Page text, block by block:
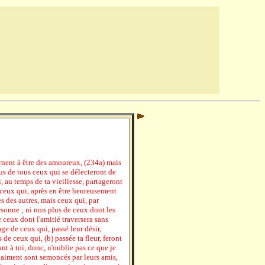
à être des amoureux, (234a) mais
de tous ceux qui se délecteront de
au temps de ta vieillesse, partageront
qui, après en être heureusement
des autres, mais ceux qui, par
; ni non plus de ceux dont les
dont l'amitié traversera sans
de ceux qui, passé leur désir,
ceux qui, (b) passée ta fleur, feront
à toi, donc, n'oublie pas ce que je
sont semoncés par leurs amis,